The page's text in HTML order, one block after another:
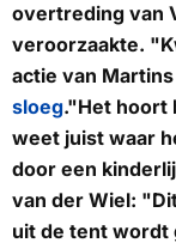
overtreding van
veroorzaakte.
actie van
sloeg."Het hoort
weet juist waar
door een
van der Wiel:
uit de tent wordt